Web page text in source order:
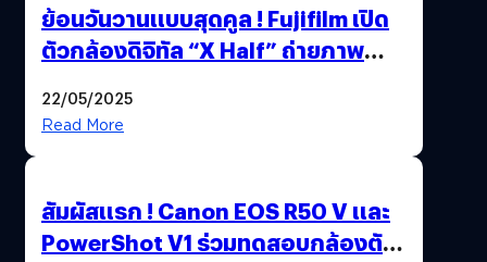
ย้อนวันวานแบบสุดคูล ! Fujifilm เปิด
ตัวกล้องดิจิทัล “X Half” ถ่ายภาพ
22/05/2025
Read More
สัมผัสแรก ! Canon EOS R50 V และ
PowerShot V1 ร่วมทดสอบกล้องตัว